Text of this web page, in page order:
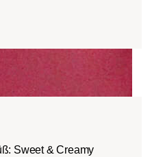
Sweet & Creamy